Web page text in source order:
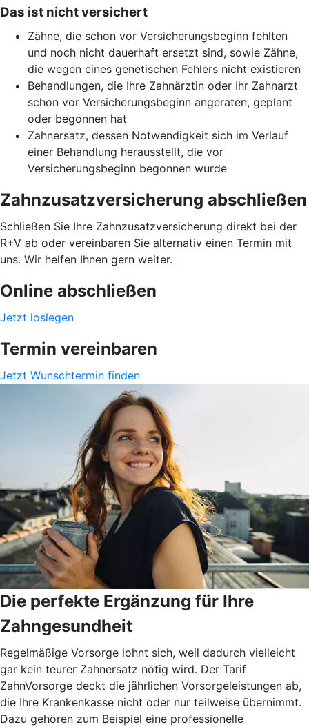
Das ist nicht versichert
Zähne, die schon vor Versicherungsbeginn fehlten
und noch nicht dauerhaft ersetzt sind, sowie Zähne,
die wegen eines genetischen Fehlers nicht existieren
Behandlungen, die Ihre Zahnärztin oder Ihr Zahnarzt
schon vor Versicherungsbeginn angeraten, geplant
oder begonnen hat
Zahnersatz, dessen Notwendigkeit sich im Verlauf
einer Behandlung herausstellt, die vor
Versicherungsbeginn begonnen wurde
Zahnzusatzversicherung abschließen
Schließen Sie Ihre Zahnzusatzversicherung direkt bei der
R+V ab oder vereinbaren Sie alternativ einen Termin mit
uns. Wir helfen Ihnen gern weiter.
Online abschließen
Jetzt loslegen
Termin vereinbaren
Jetzt Wunschtermin finden
Die perfekte Ergänzung für Ihre
Zahngesundheit
Regelmäßige Vorsorge lohnt sich, weil dadurch vielleicht
gar kein teurer Zahnersatz nötig wird. Der Tarif
ZahnVorsorge deckt die jährlichen Vorsorgeleistungen ab,
die Ihre Krankenkasse nicht oder nur teilweise übernimmt.
Dazu gehören zum Beispiel eine professionelle